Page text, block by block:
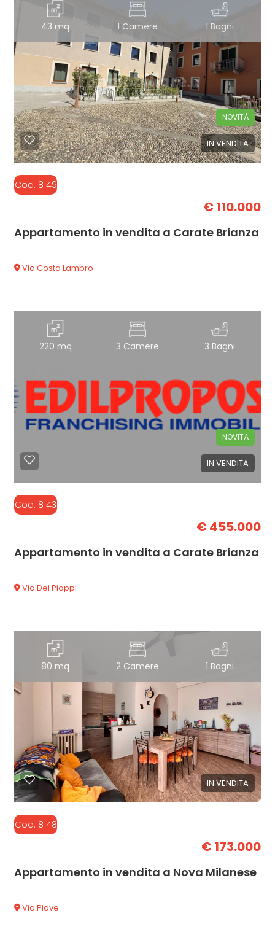
43 mq 1 Camere 1 Bagni
IN VENDITA
NOVITÀ
Cod. 8149
€ 110.000
Appartamento in vendita a Carate Brianza
Via Costa Lambro
220 mq 3 Camere 3 Bagni
IN VENDITA
NOVITÀ
Cod. 8143
€ 455.000
Appartamento in vendita a Carate Brianza
Via Dei Pioppi
80 mq 2 Camere 1 Bagni
IN VENDITA
Cod. 8148
€ 173.000
Appartamento in vendita a Nova Milanese
Via Piave